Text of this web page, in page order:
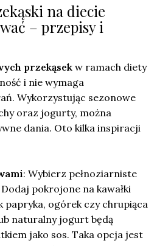
na diecie
– przepisy i
przekąsek w ramach diety
i nie wymaga
Wykorzystując sezonowe
oraz jogurty, można
dania. Oto kilka inspiracji
: Wybierz pełnoziarniste
pokrojone na kawałki
papryka, ogórek czy chrupiąca
naturalny jogurt będą
jako sos. Taka opcja jest